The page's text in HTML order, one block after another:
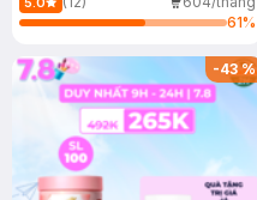
Ngẫu Nhiên)
61%
-43%